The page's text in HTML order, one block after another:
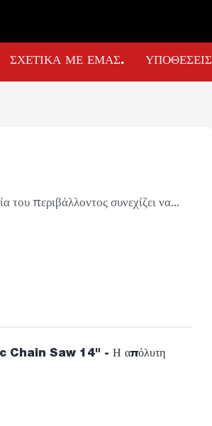
ΣΧΕΤΙΚΆ ΜΕ ΕΜΆΣ. ΥΠΟΘΈΣΕΙΣ
περιβάλλοντος συνεχίζει να
μεταβαίνει σε μια νέα φάση
βιομηχανίας
Chain Saw 14" - Η απόλυτη